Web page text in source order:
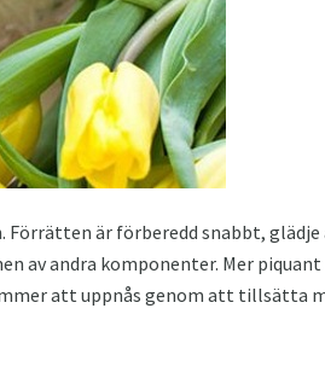
Förrätten är förberedd snabbt,
andra komponenter. Mer piquant
att uppnås genom att tillsätta